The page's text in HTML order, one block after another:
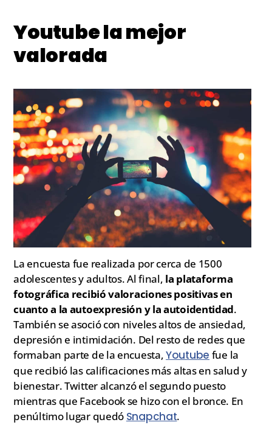
Youtube la mejor
valorada
La encuesta fue realizada por cerca de 1500
adolescentes y adultos. Al final, la plataforma
fotográfica recibió valoraciones positivas en
cuanto a la autoexpresión y la autoidentidad.
También se asoció con niveles altos de ansiedad,
depresión e intimidación. Del resto de redes que
formaban parte de la encuesta,Youtube fue la
que recibió las calificaciones más altas en salud y
bienestar. Twitter alcanzó el segundo puesto
mientras que Facebook se hizo con el bronce. En
penúltimo lugar quedó Snapchat.